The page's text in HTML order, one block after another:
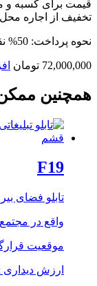
تخفیف از اجاره محل
نحوه پرداخت: 50% نقد – الباقی حداکثر 90 روز با چک صیادی
72,000,000 تومان
همچنین
F19
تابلو فضای
واقع در
موقعیت
ارزش دیداری :